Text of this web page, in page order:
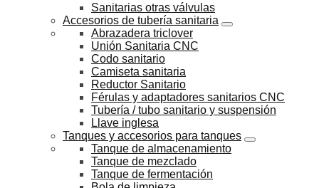
Sanitarias otras válvulas
Accesorios de tubería sanitaria
Abrazadera triclover
Unión Sanitaria CNC
Codo sanitario
Camiseta sanitaria
Reductor Sanitario
Férulas y adaptadores sanitarios CNC
Tubería / tubo sanitario y suspensión
Llave inglesa
Tanques y accesorios para tanques
Tanque de almacenamiento
Tanque de mezclado
Tanque de fermentación